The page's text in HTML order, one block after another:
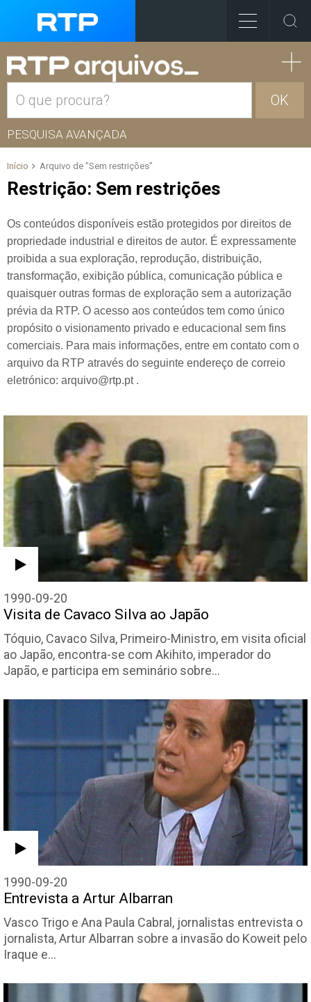
OK
PESQUISA AVANÇADA
Início Arquivo de "Sem restrições"
Restrição: Sem restrições
Os conteúdos disponíveis estão protegidos por direitos de
propriedade industrial e direitos de autor. É expressamente
proibida a sua exploração, reprodução, distribuição,
transformação, exibição pública, comunicação pública e
quaisquer outras formas de exploração sem a autorização
prévia da RTP. O acesso aos conteúdos tem como único
propósito o visionamento privado e educacional sem fins
comerciais. Para mais informações, entre em contato com o
arquivo da RTP através do seguinte endereço de correio
eletrónico: arquivo@rtp.pt .
1990-09-20
Visita de Cavaco Silva ao Japão
Tóquio, Cavaco Silva, Primeiro-Ministro, em visita oficial
ao Japão, encontra-se com Akihito, imperador do
Japão, e participa em seminário sobre…
1990-09-20
Entrevista a Artur Albarran
Vasco Trigo e Ana Paula Cabral, jornalistas entrevista o
jornalista, Artur Albarran sobre a invasão do Koweit pelo
Iraque e…